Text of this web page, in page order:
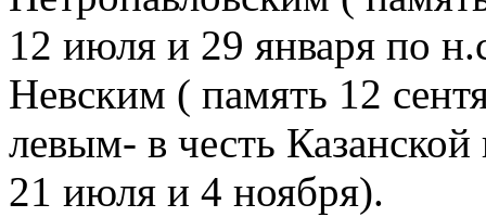
12 июля и 29 января по
Невским ( память 12
левым- в честь
21 июля и 4 ноября).